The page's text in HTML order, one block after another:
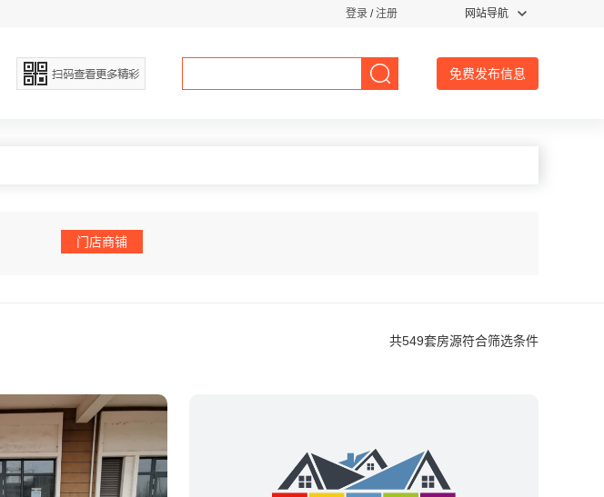
登录 /注册 网站导航
免费发布信息
门店商铺
共549套房源符合筛选条件